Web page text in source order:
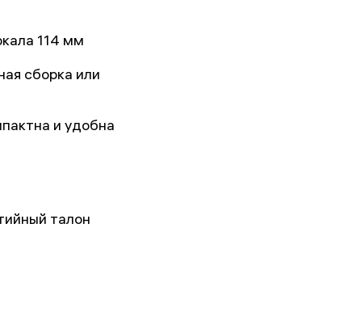
114 мм
сборка или
и удобна
талон